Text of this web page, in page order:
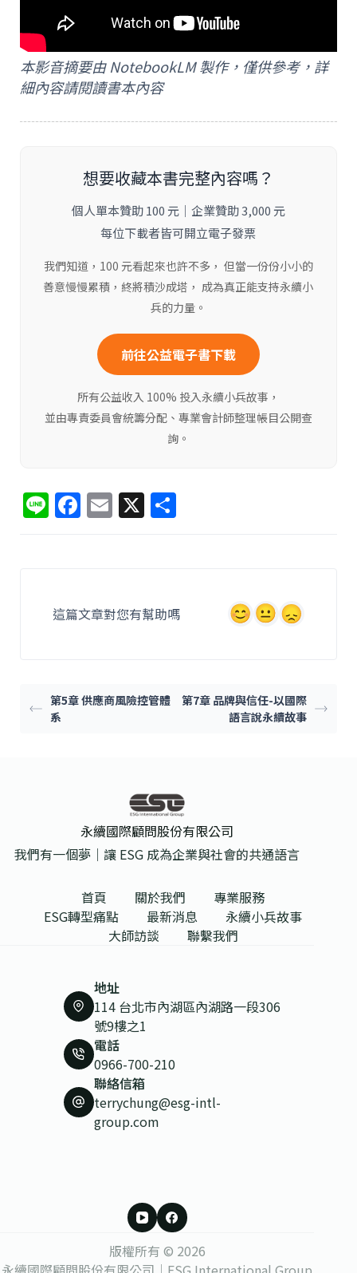
本影音摘要由 NotebookLM 製作，僅供參考，詳
細內容請閱讀書本內容
想要收藏本書完整內容嗎？
個人單本贊助 100 元｜企業贊助 3,000 元
每位下載者皆可開立電子發票
我們知道，100 元看起來也許不多， 但當一份份小小的
善意慢慢累積，終將積沙成塔， 成為真正能支持永續小
兵的力量。
前往公益電子書下載
所有公益收入 100% 投入永續小兵故事，
並由專責委員會統籌分配、專業會計師整理帳目公開查
詢。
Li
n
F
a
b
o
E
m
X
這篇文章對您有幫助嗎
第5章 供應商風險控管體
系
第7章 品牌與信任-以國際
語言說永續故事
永續國際顧問股份有限公司
我們有一個夢｜讓 ESG 成為企業與社會的共通語言
首頁 關於我們
專業服務
ESG轉型痛點
最新消息
永續小兵故事
大師訪談
聯繫我們
地址
114 台北市內湖區內湖路一段306
號9樓之1
電話
0966-700-210
聯絡信箱
terrychung@esg-intl-
group.com
版權所有 © 2026